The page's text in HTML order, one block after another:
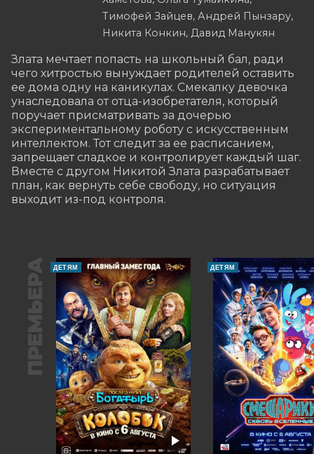
Тимофей Зайцев, Андрей Пынзару,
Никита Конкин, Давид Манукян
Злата мечтает попасть на школьный бал, ради
чего хитростью вынуждает родителей оставить
ее дома одну на каникулах. Смекалку девочка
унаследовала от отца-изобретателя, который
поручает присматривать за дочерью
экспериментальному роботу с искусственным
интеллектом. Тот следит за ее расписанием,
запрещает сладкое и контролирует каждый шаг.
Вместе с другом Никитой Злата разрабатывает
план, как вернуть себе свободу, но ситуация
выходит из-под контроля.
ПРЕМЬЕРА ДЕТЯМ ДЕТЯМ